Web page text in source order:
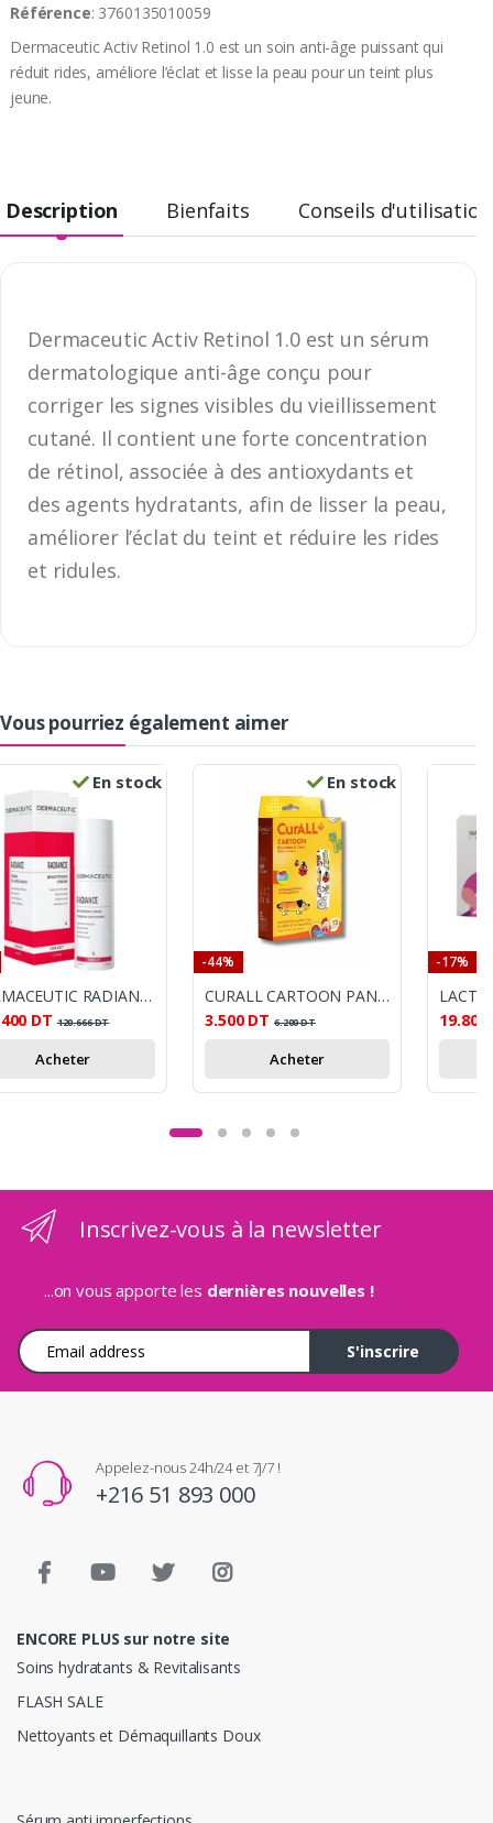
Référence: 3760135010059
Dermaceutic Activ Retinol 1.0 est un soin anti-âge puissant qui
réduit rides, améliore l’éclat et lisse la peau pour un teint plus
jeune.
Description Bienfaits Conseils d'utilisation
Dermaceutic Activ Retinol 1.0 est un sérum
dermatologique anti-âge conçu pour
corriger les signes visibles du vieillissement
cutané. Il contient une forte concentration
de rétinol, associée à des antioxydants et
des agents hydratants, afin de lisser la peau,
améliorer l’éclat du teint et réduire les rides
et ridules.
Vous pourriez également aimer
En stock
DERMACEUTIC RADIANCE CREME ECLAIRCISSANTE 30ML
DT 120.666DT
Acheter
En stock
-44%
CURALL CARTOON PANS B/12
3.500 DT 6.200DT
Acheter
-17%
19.800
Inscrivez-vous à la newsletter
...on vous apporte les dernières nouvelles !
Adresse e-mail
S'inscrire
Appelez-nous 24h/24 et 7j/7 !
+216 51 893 000
ENCORE PLUS sur notre site
Soins hydratants & Revitalisants
FLASH SALE
Nettoyants et Démaquillants Doux